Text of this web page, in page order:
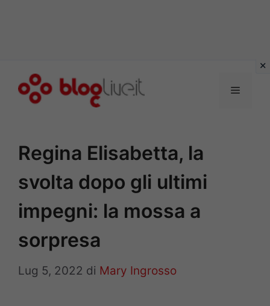
Menu
Regina Elisabetta, la
svolta dopo gli ultimi
impegni: la mossa a
sorpresa
Lug 5, 2022 di Mary Ingrosso